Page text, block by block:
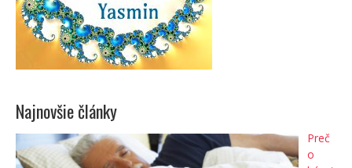
Najnovšie články
Preč
o